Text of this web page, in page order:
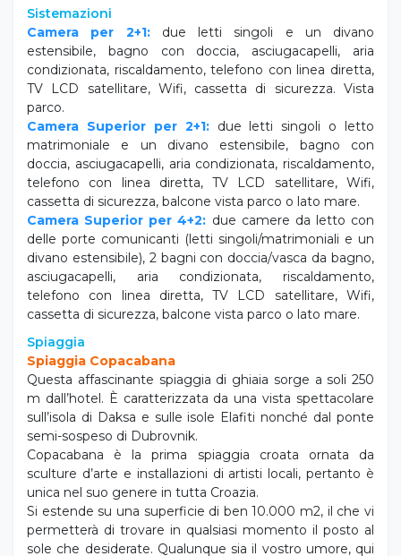
Sistemazioni
Camera per 2+1:due letti singoli e un divano
estensibile, bagno con doccia, asciugacapelli, aria
condizionata, riscaldamento, telefono con linea diretta,
TV LCD satellitare, Wifi, cassetta di sicurezza. Vista
parco.
Camera Superior per 2+1:due letti singoli o letto
matrimoniale e un divano estensibile, bagno con
doccia, asciugacapelli, aria condizionata, riscaldamento,
telefono con linea diretta, TV LCD satellitare, Wifi,
cassetta di sicurezza, balcone vista parco o lato mare.
Camera Superior per 4+2: due camere da letto con
delle porte comunicanti (letti singoli/matrimoniali e un
divano estensibile), 2 bagni con doccia/vasca da bagno,
asciugacapelli, aria condizionata, riscaldamento,
telefono con linea diretta, TV LCD satellitare, Wifi,
cassetta di sicurezza, balcone vista parco o lato mare.
Spiaggia
Spiaggia Copacabana
Questa affascinante spiaggia di ghiaia sorge a soli 250
m dall’hotel. È caratterizzata da una vista spettacolare
sull’isola di Daksa e sulle isole Elafiti nonché dal ponte
semi-sospeso di Dubrovnik.
Copacabana è la prima spiaggia croata ornata da
sculture d’arte e installazioni di artisti locali, pertanto è
unica nel suo genere in tutta Croazia.
Si estende su una superficie di ben 10.000 m2, il che vi
permetterà di trovare in qualsiasi momento il posto al
sole che desiderate. Qualunque sia il vostro umore, qui